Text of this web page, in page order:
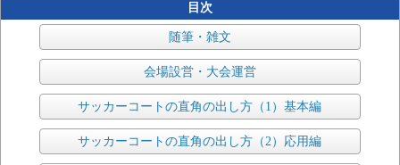
目次
随筆・雑文
会場設営・大会運営
サッカーコートの直角の出し方（1）基本編
サッカーコートの直角の出し方（2）応用編